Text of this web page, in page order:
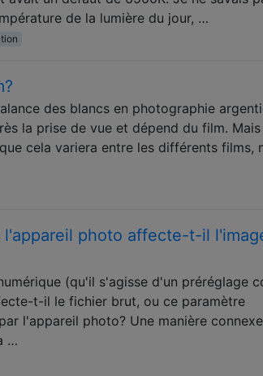
de la lumière du jour, …
des blancs en photographie
la prise de vue et dépend du film. Mais
cela variera entre les différents films,
photo affecte-t-il
(qu'il s'agisse d'un préréglage
t-il le fichier brut, ou ce paramètre
l'appareil photo? Une manière
…